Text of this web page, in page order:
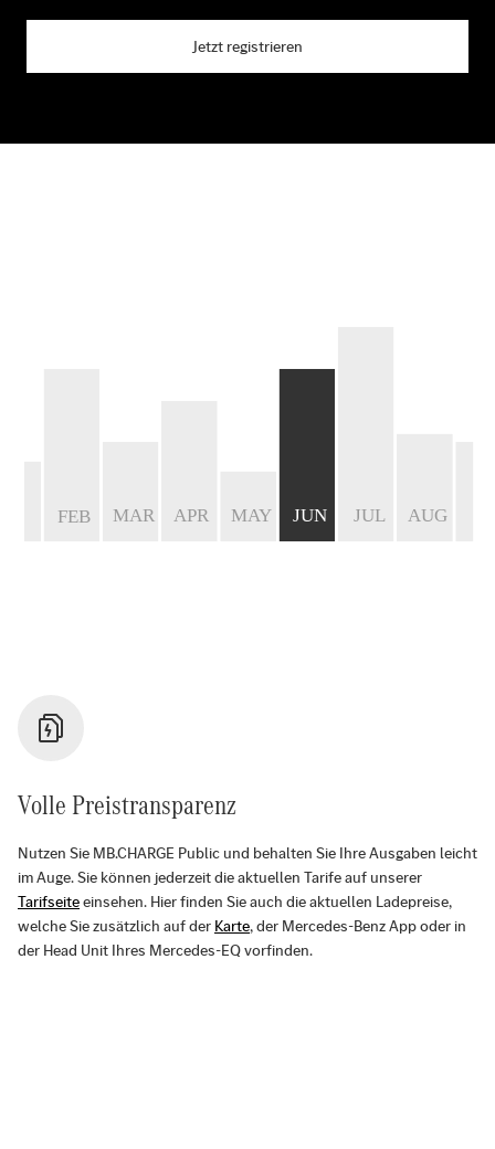
Jetzt registrieren
Volle Preistransparenz
Nutzen Sie MB.CHARGE Public und behalten Sie Ihre Ausgaben leicht
im Auge. Sie können jederzeit die aktuellen Tarife auf unserer
Tarifseiteeinsehen. Hier finden Sie auch die aktuellen Ladepreise,
welche Sie zusätzlich auf der Karte, der Mercedes-Benz App oder in
der Head Unit Ihres Mercedes-EQ vorfinden.